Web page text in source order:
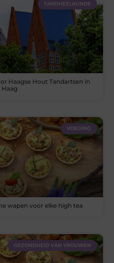
TANDHEELKUNDE
Haagse Hout Tandartsen in
Haag
VOEDING
wapen voor elke high tea
GEZONDHEID VAN VROUWEN